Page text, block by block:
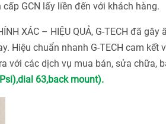
GCN lấy liền đến với khách hàng.
XÁC – HIỆU QUẢ, G-TECH đã gây
Hiệu chuẩn nhanh G-TECH cam kết
với các dịch vụ mua bán, sửa chữa,
63,back mount).